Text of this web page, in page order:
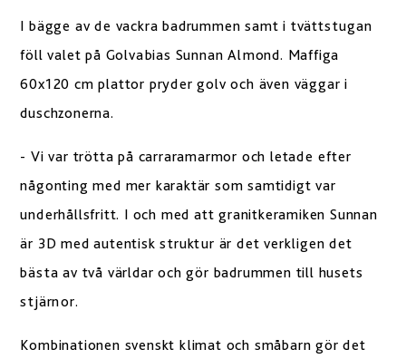
I bägge av de vackra badrummen samt i tvättstugan
föll valet på Golvabias Sunnan Almond. Maffiga
60x120 cm plattor pryder golv och även väggar i
duschzonerna.
- Vi var trötta på carraramarmor och letade efter
någonting med mer karaktär som samtidigt var
underhållsfritt. I och med att granitkeramiken Sunnan
är 3D med autentisk struktur är det verkligen det
bästa av två världar och gör badrummen till husets
stjärnor.
Kombinationen svenskt klimat och småbarn gör det